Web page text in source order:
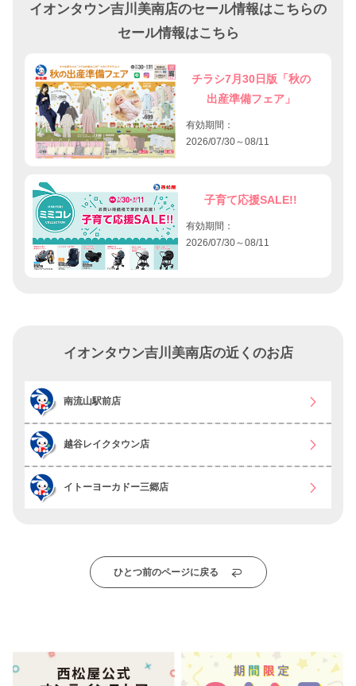
イオンタウン吉川美南店のセール情報はこちらの
セール情報はこちら
チラシ7月30日版「秋の
出産準備フェア」
有効期間：
2026/07/30～08/11
子育て応援SALE!!
有効期間：
2026/07/30～08/11
イオンタウン吉川美南店の近くのお店
南流山駅前店
越谷レイクタウン店
イトーヨーカドー三郷店
ひとつ前のページに戻る